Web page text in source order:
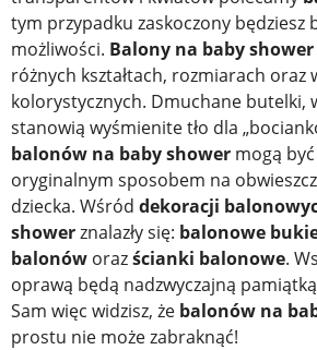
tym przypadku zaskoczony będziesz
możliwości. Balony na baby shower
różnych kształtach, rozmiarach oraz
kolorystycznych. Dmuchane butelki,
stanowią wyśmienite tło dla
balonów na baby shower mogą
oryginalnym sposobem na
dziecka. Wśród dekoracji
showerznalazły się: balonowe
balonów orazścianki balonowe.
oprawą będą nadzwyczajną
Sam więc widzisz, że balonów na
prostu nie może zabraknąć!